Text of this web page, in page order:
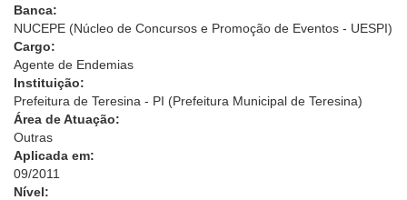
Banca:
NUCEPE (Núcleo de Concursos e Promoção de Eventos - UESPI)
Cargo:
Agente de Endemias
Instituição:
Prefeitura de Teresina - PI (Prefeitura Municipal de Teresina)
Área de Atuação:
Outras
Aplicada em:
09/2011
Nível: